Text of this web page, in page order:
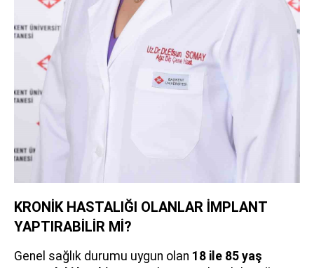
KRONİK HASTALIĞI OLANLAR İMPLANT
YAPTIRABİLİR Mİ?
Genel sağlık durumu uygun olan 18 ile 85 yaş